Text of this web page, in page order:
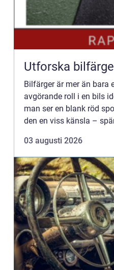
Utforska
Bilfärger är mer än bara
avgörande roll i en bils
man ser en blank röd
den en viss känsla –
skyddar karos...
03 augusti 2026